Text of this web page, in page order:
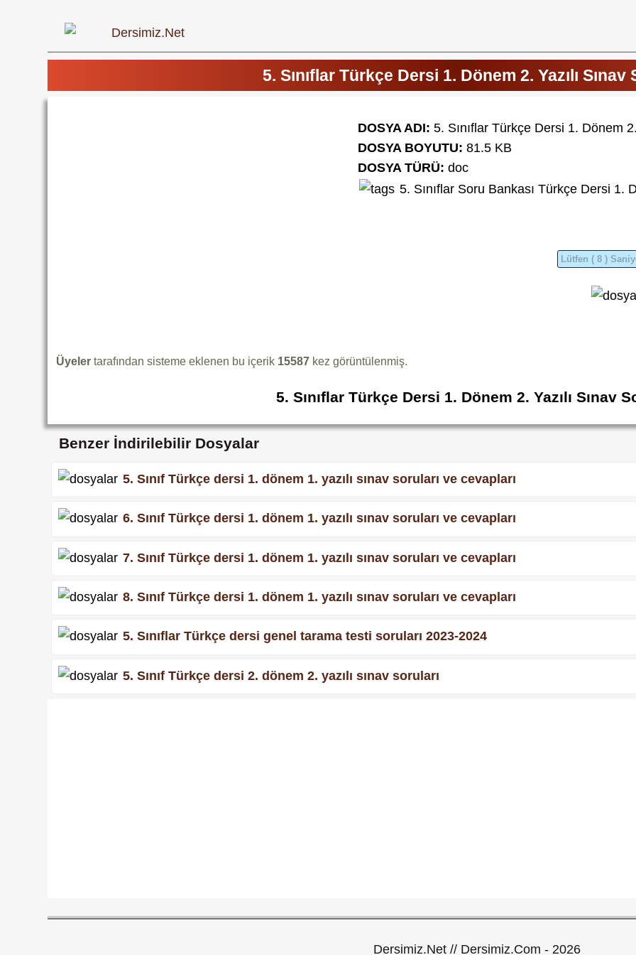
5. Sınıflar Türkçe Dersi 1. Dönem 2. Yazılı Sınav
DOSYA ADI: 5. Sınıflar Türkçe Dersi 1. Dönem 2.
DOSYA BOYUTU: 81.5 KB
DOSYA TÜRÜ: doc
5. Sınıflar Soru Bankası Türkçe Dersi 1.
Üyeler tarafından sisteme eklenen bu içerik 15587 kez görüntülenmiş.
5. Sınıflar Türkçe Dersi 1. Dönem 2. Yazılı Sınav
Benzer İndirilebilir Dosyalar
5. Sınıf Türkçe dersi 1. dönem 1. yazılı sınav soruları ve cevapları
6. Sınıf Türkçe dersi 1. dönem 1. yazılı sınav soruları ve cevapları
7. Sınıf Türkçe dersi 1. dönem 1. yazılı sınav soruları ve cevapları
8. Sınıf Türkçe dersi 1. dönem 1. yazılı sınav soruları ve cevapları
5. Sınıflar Türkçe dersi genel tarama testi soruları 2023-2024
5. Sınıf Türkçe dersi 2. dönem 2. yazılı sınav soruları
Dersimiz.Net // Dersimiz.Com - 2026